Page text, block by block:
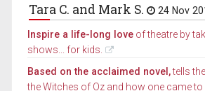
Tara C. and Mark S. 24 Nov
Inspire a life-long love of theatre by
shows... for kids.
Based on the acclaimed novel,tells
the Witches of Oz and how one came